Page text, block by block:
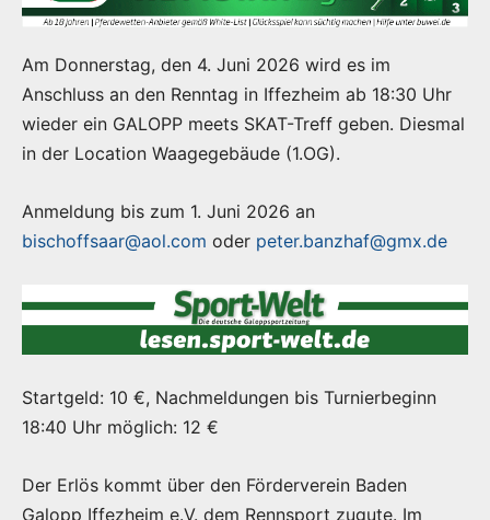
Am Donnerstag, den 4. Juni 2026 wird es im
Anschluss an den Renntag in Iffezheim ab 18:30 Uhr
wieder ein GALOPP meets SKAT-Treff geben. Diesmal
in der Location Waagegebäude (1.OG).
Anmeldung bis zum 1. Juni 2026 an
bischoffsaar@aol.com oder peter.banzhaf@gmx.de
Startgeld: 10 €, Nachmeldungen bis Turnierbeginn
18:40 Uhr möglich: 12 €
Der Erlös kommt über den Förderverein Baden
Galopp Iffezheim e.V. dem Rennsport zugute. Im